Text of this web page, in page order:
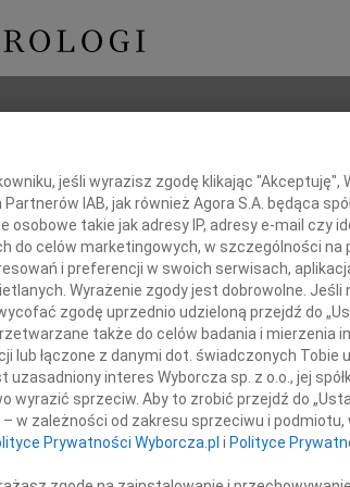
z Żoną
i
jeśli wyrazisz zgodę klikając "Akceptuję",
IAB, jak również Agora S.A. będąca
osobowe takie jak adresy IP, adresy e-mail czy
do celów marketingowych, w szczególności
i preferencji w swoich serwisach,
Wyrażenie zgody jest dobrowolne.
zgodę uprzednio udzieloną przejdź do
także do celów badania i mierzenia
lub łączone z danymi dot. świadczonych Tobie
interes Wyborcza sp. z o.o., jej
wyrazić sprzeciw. Aby to zrobić przejdź do
w zależności od zakresu sprzeciwu i podmiotu,
Prywatności Wyborcza.pl i Polityce